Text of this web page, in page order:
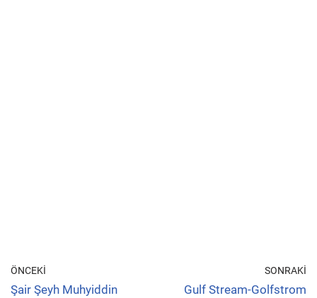
ÖNCEKI
Şair Şeyh Muhyiddin
SONRAKI
Gulf Stream-Golfstrom